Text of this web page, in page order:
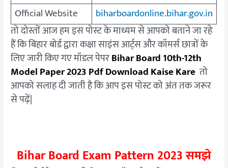
Official Website
biharboardonline.bihar.gov.in
तो दोस्तों आज हम इस पोस्ट के माध्यम से आपको बताने जा रहे
हैं कि बिहार बोर्ड द्वारा कक्षा साइंस आर्ट्स और कॉमर्स छात्रों के
लिए जारी किए गए मॉडल पेपरBihar Board 10th-12th
Model Paper 2023Pdf Download Kaise Kare तो
आपको सलाह दी जाती है कि आप इस पोस्ट को अंत तक जरूर
से पढ़ें|
Bihar Board Exam Pattern 2023 समझे